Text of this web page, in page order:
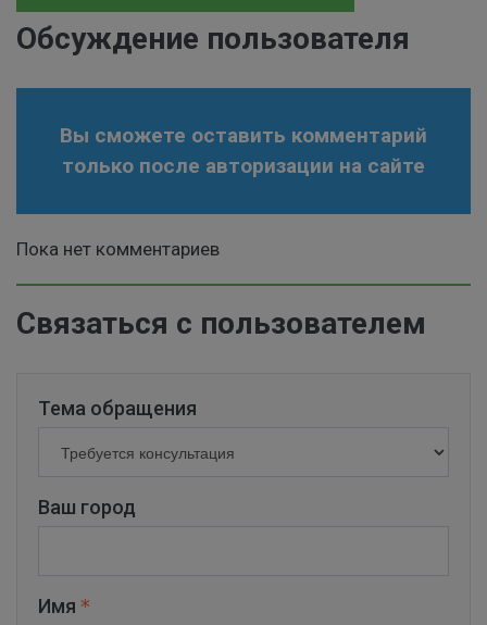
Обсуждение пользователя
Вы сможете оставить комментарий
только после авторизации на сайте
Пока нет комментариев
Связаться с пользователем
Тема обращения
Ваш город
Имя